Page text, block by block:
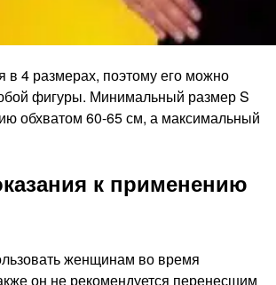
в 4 размерах, поэтому его можно
фигуры. Минимальный размер S
обхватом 60-65 см, а максимальный
к применению
женщинам во время
он не рекомендуется перенесшим